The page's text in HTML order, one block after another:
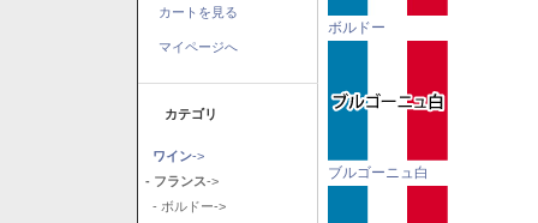
カートを見る
マイページへ
カテゴリ
ワイン->
- フランス->
- ボルドー->
ボルドー
ブルゴーニュ白